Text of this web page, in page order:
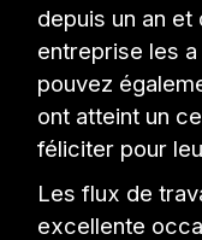
depuis un an
entreprise les
pouvez
ont atteint un
féliciter pour
Les flux de
excellente